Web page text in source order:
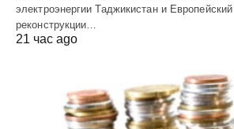
электроэнергии Таджикистан и Европейский
реконструкции…
21 час ago